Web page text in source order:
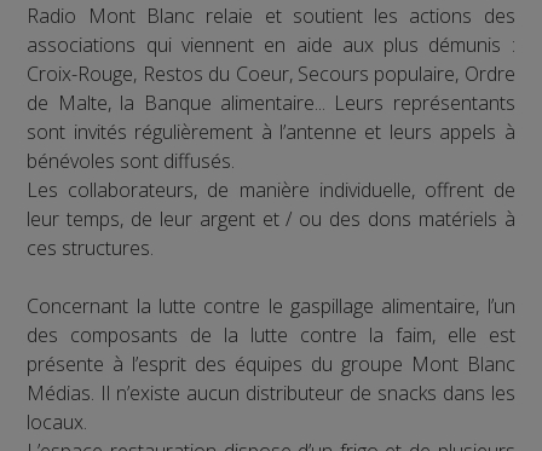
Radio Mont Blanc relaie et soutient les actions des
associations qui viennent en aide aux plus démunis :
Croix-Rouge, Restos du Coeur, Secours populaire, Ordre
de Malte, la Banque alimentaire... Leurs représentants
sont invités régulièrement à l’antenne et leurs appels à
bénévoles sont diffusés.
Les collaborateurs, de manière individuelle, offrent de
leur temps, de leur argent et / ou des dons matériels à
ces structures.
Concernant la lutte contre le gaspillage alimentaire, l’un
des composants de la lutte contre la faim, elle est
présente à l’esprit des équipes du groupe Mont Blanc
Médias. Il n’existe aucun distributeur de snacks dans les
locaux.